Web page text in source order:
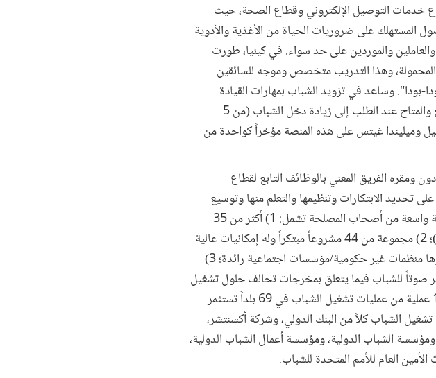
خدمات التوصيل الإلكتروني وقطاع الصحة، حيث
المستهلك على ضروريات الحياة من الأغذية والأدوية
والموردين على حد سواء. في كينيا، طورت
المحمولة، وهذا التدريب متخصص وموجه للسائقين
بودا". وساعد في تزويد الشباب بمهارات القيادة
والقدرة على استخدام تطبيقات خرائط جوجل. وأدى نجاح هذا التدريب السريع والمتاح عند الطلب إلى زيادة دخل الشباب (من 5
بيل وميليندا غيتس على هذه المنصة مؤخراً كواحدة من
الفريق المعني بالوظائف التابع لقطاع
تحديد الابتكارات وتنظيمها والتعلم منها وتوسيع
نطاقها في برامج تشغيل الشباب. ويتكون تحالف حلول تشغيل الشباب من شبكة واسعة من أصحاب المصلحة تشمل: 1) أكثر من 35
شركة خاصة (المجلس الاستشاري للقطاع الخاص لتحالف حلول تشغيل الشباب)؛ 2) مجموعة من 44 مشروعاً مبتكراً وله إمكانيات عالية
لتوظيف الشباب (محفظة الأنشطة المؤثرة بتحالف حلول تشغيل الشباب) وتديرها منظمات غير حكومية/مؤسسات اجتماعية رائدة؛ 3)
توفر صوتاً للشباب فيما يتعلق بمخرجات تحالف حلول تشغيل
الشباب؛ و4) شبكة من الخبراء الفنيين بمجموعة البنك الدولي تدير أكثر من 150 عملية من عمليات تشغيل الشباب في 69 بلداً تستثمر
حلول تشغيل الشباب كلاً من البنك الدولي، وشركة أكسنتشر،
الشباب الدولية، ومؤسسة أعمال الشباب الدولية،
العام للأمم المتحدة للشباب.